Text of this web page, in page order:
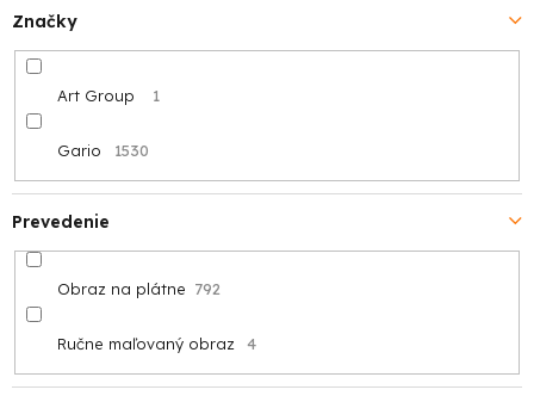
Značky
Art Group 1
Gario 1530
Prevedenie
Obraz na plátne 792
Ručne maľovaný obraz 4